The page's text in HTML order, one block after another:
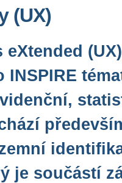
(UX)
eXtended
INSPIRE
je součástí